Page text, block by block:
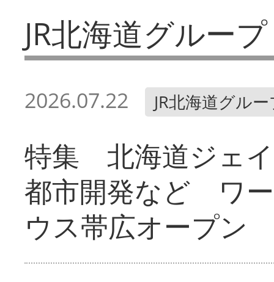
JR北海道グループ
2026.07.22 JR北海道グル
特集 北海道ジェ
都市開発など ワ
ウス帯広オープン